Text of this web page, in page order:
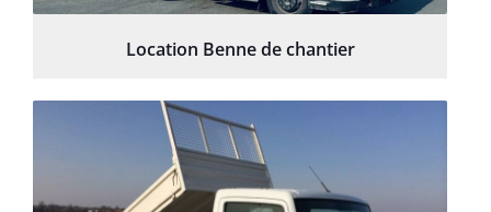
Location Benne de chantier